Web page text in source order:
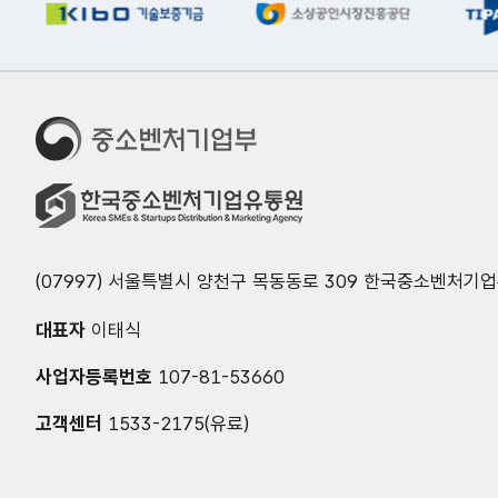
(07997) 서울특별시 양천구 목동동로 309 한국중소벤처기
대표자 이태식
사업자등록번호 107-81-53660
고객센터 1533-2175(유료)